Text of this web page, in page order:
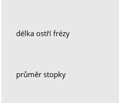
délka ostří frézy
průměr stopky